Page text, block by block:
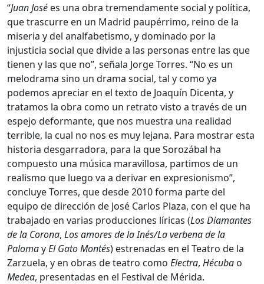
“Juan José es una obra tremendamente social y política,
que trascurre en un Madrid paupérrimo, reino de la
miseria y del analfabetismo, y dominado por la
injusticia social que divide a las personas entre las que
tienen y las que no”, señala Jorge Torres. “No es un
melodrama sino un drama social, tal y como ya
podemos apreciar en el texto de Joaquín Dicenta, y
tratamos la obra como un retrato visto a través de un
espejo deformante, que nos muestra una realidad
terrible, la cual no nos es muy lejana. Para mostrar esta
historia desgarradora, para la que Sorozábal ha
compuesto una música maravillosa, partimos de un
realismo que luego va a derivar en expresionismo”,
concluye Torres, que desde 2010 forma parte del
equipo de dirección de José Carlos Plaza, con el que ha
trabajado en varias producciones líricas (Los Diamantes
de la Corona, Los amores de la Inés/La verbena de la
PalomayEl Gato Montés) estrenadas en el Teatro de la
Zarzuela, y en obras de teatro como Electra, Hécuba o
Medea, presentadas en el Festival de Mérida.